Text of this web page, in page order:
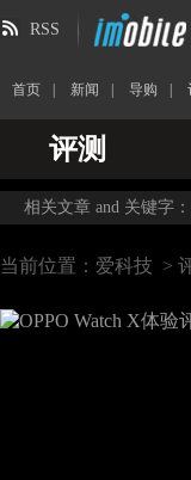
RSS
首页 新闻 导购
评测
相关文章 and 关键字：
当前位置： 爱科技 >